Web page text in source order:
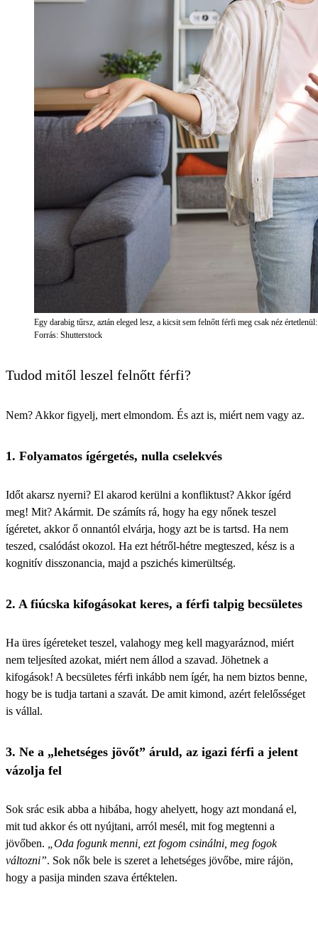
Egy darabig tűrsz, aztán eleged lesz, a kicsit sem felnőtt férfi meg csak néz
Forrás: Shutterstock
Tudod mitől leszel felnőtt férfi?
Nem? Akkor figyelj, mert elmondom. És azt is, miért nem vagy az.
1. Folyamatos ígérgetés, nulla cselekvés
Időt akarsz nyerni? El akarod kerülni a konfliktust? Akkor ígérd
meg! Mit? Akármit. De számíts rá, hogy ha egy nőnek teszel
ígéretet, akkor ő onnantól elvárja, hogy azt be is tartsd. Ha nem
teszed, csalódást okozol. Ha ezt hétről-hétre megteszed, kész is a
kognitív disszonancia, majd a pszichés kimerültség.
2. A fiúcska kifogásokat keres, a férfi talpig becsületes
Ha üres ígéreteket teszel, valahogy meg kell magyaráznod, miért
nem teljesíted azokat, miért nem állod a szavad. Jöhetnek a
kifogások! A becsületes férfi inkább nem ígér, ha nem biztos benne,
hogy be is tudja tartani a szavát. De amit kimond, azért felelősséget
is vállal.
3. Ne a „lehetséges jövőt” áruld, az igazi férfi a jelent
vázolja fel
Sok srác esik abba a hibába, hogy ahelyett, hogy azt mondaná el,
mit tud akkor és ott nyújtani, arról mesél, mit fog megtenni a
jövőben.
„Oda fogunk menni, ezt fogom csinálni, meg fogok
változni”. Sok nők bele is szeret a lehetséges jövőbe, mire rájön,
hogy a pasija minden szava értéktelen.